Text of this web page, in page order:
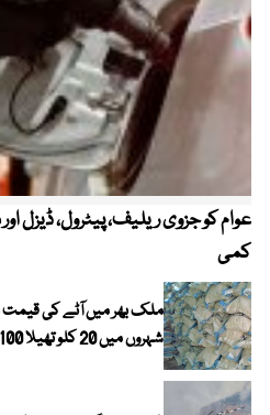
عوام کو جزوی ریلیف، پیٹرول، ڈیزل
کمی
ملک بھر میں آٹے کی
شہروں میں 20 کلو تھیلا 100 روپے تک مہنگا